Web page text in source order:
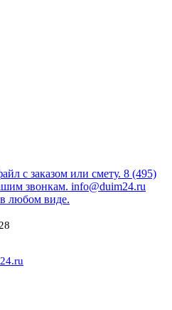
с заказом или смету. 8 (495)
звонкам. info@duim24.ru
любом виде.